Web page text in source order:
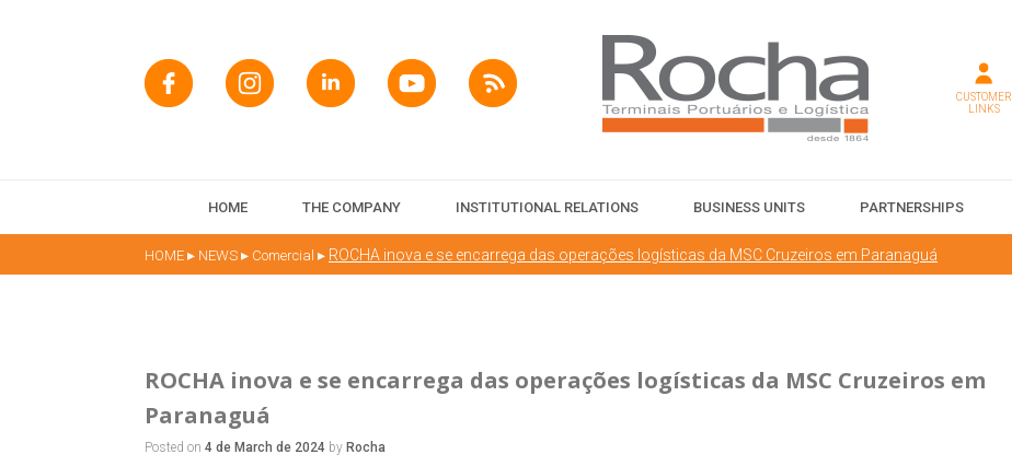
CUSTOMER
LINKS
HOME THE COMPANY INSTITUTIONAL RELATIONS BUSINESS UNITS PARTNERSHIPS
HOME ▸ NEWS ▸ Comercial ▸ ROCHA inova e se encarrega das operações logísticas da MSC Cruzeiros em Paranaguá
ROCHA inova e se encarrega das operações logísticas da MSC Cruzeiros em
Paranaguá
Posted on 4 de March de 2024 by Rocha